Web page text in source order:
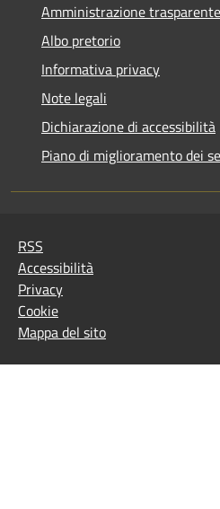
Amministrazione trasparente
Albo pretorio
Informativa privacy
Note legali
Dichiarazione di accessibilità
Piano di miglioramento dei
RSS
Accessibilità
Privacy
Cookie
Mappa del sito